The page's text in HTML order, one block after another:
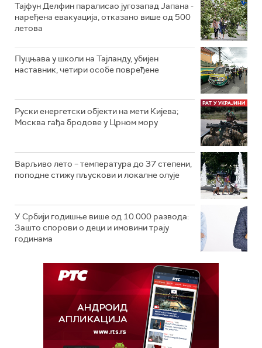
Тајфун Делфин паралисао југозапад Јапана -
наређена евакуација, отказано више од 500
летова
Пуцњава у школи на Тајланду, убијен
наставник, четири особе повређене
Руски енергетски објекти на мети Кијева;
Москва гађа бродове у Црном мору
Варљиво лето – температура до 37 степени,
поподне стижу пљускови и локалне олује
У Србији годишње више од 10.000 развода:
Зашто спорови о деци и имовини трају
годинама